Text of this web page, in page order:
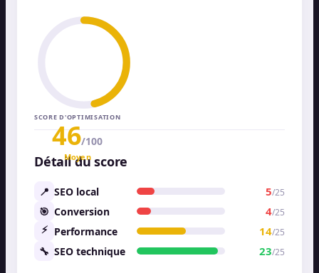
SCORE D'OPTIMISATION
46/100
Moyen
Détail du score
📍 SEO local 5/25
🎯 Conversion 4/25
⚡ Performance 14/25
🔧 SEO technique 23/25